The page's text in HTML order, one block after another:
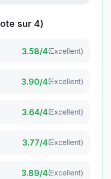
sur 4)
3.58/4(Excellent)
3.90/4(Excellent)
3.64/4(Excellent)
3.77/4(Excellent)
3.89/4(Excellent)